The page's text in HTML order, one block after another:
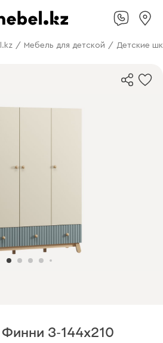
/ Мебель для детской / Детские
3-144x210